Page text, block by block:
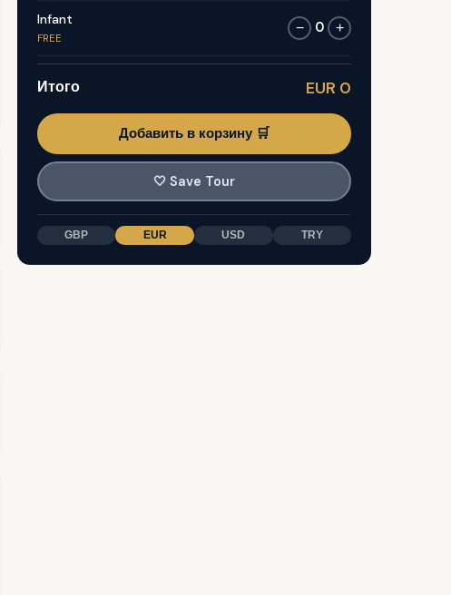
Infant
FREE
− 0 +
Итого EUR 0
Добавить в корзину 🛒
🤍 Save Tour
GBP EUR USD TRY